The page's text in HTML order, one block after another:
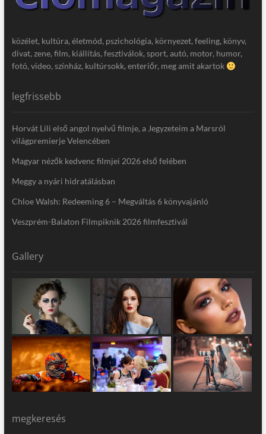
közélet, kultúra, életmód, pszichológia, környezet, feeling, könyv,
divat, zene, film, kiállítás, fesztiválok, sport, autó, motor, humor,
fotó, video, színház, kultúrsokk, enteriőr, meg amit akartok
legfrissebb
Horvát Lili első angol nyelvű filmje, a Jegyzeteim a Marsról
világpremierje Velencében
Magyar nézők kedvenc filmjei 2026 első felében
Meggy a nyári hidratálásban
Chloe Walsh: Redeeming 6 – Megváltás 6 könyvajánló
Veszprém-Balaton Filmpiknik 2026 filmfesztivál
Gallery
megkeresés